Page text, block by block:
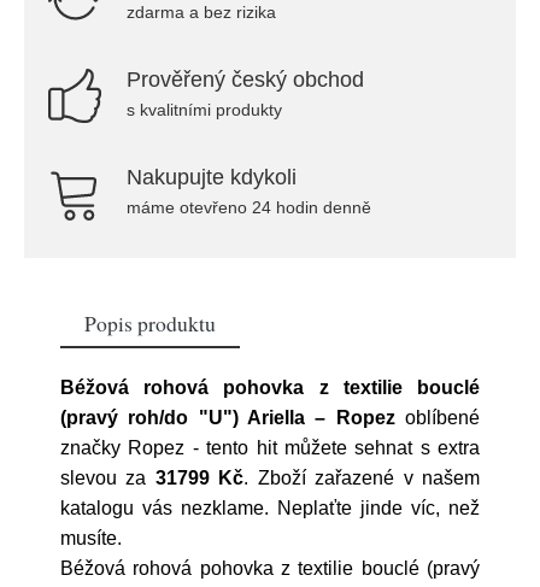
zdarma a bez rizika
Prověřený český obchod
s kvalitními produkty
Nakupujte kdykoli
máme otevřeno 24 hodin denně
Popis produktu
Béžová rohová pohovka z textilie bouclé
(pravý roh/do "U") Ariella – Ropezoblíbené
značky Ropez - tento hit můžete sehnat s extra
slevou za 31799 Kč. Zboží zařazené v našem
katalogu vás nezklame. Neplaťte jinde víc, než
musíte.
Béžová rohová pohovka z textilie bouclé (pravý